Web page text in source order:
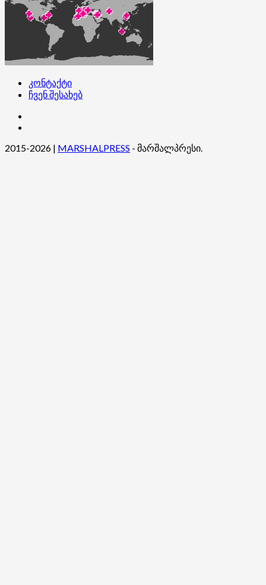
მისი
მრავალსაუკუნოვანი
ისტორიით,
იმსახურებს
ღირსეულ
დამოკიდებულებას
საერთაშორისო
თანამეგობრობის
მხრიდან
დაშლა
კონტაქტი
ჩვენ შესახებ
2015-2026 | MARSHALPRESS - მარშალპრესი.